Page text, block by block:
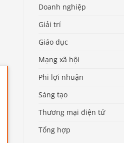
Doanh nghiệp
Giải trí
Giáo dục
Mạng xã hội
Phi lợi nhuận
Sáng tạo
Thương mại điện tử
Tổng hợp